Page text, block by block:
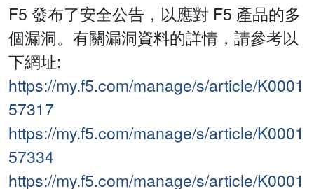
F5 發布了安全公告，以應對 F5 產品的多
個漏洞。有關漏洞資料的詳情，請參考以
下網址:
https://my.f5.com/manage/s/article/K0001
57317
https://my.f5.com/manage/s/article/K0001
57334
https://my.f5.com/manage/s/article/K0001